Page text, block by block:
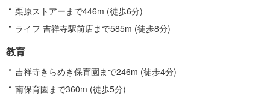
栗原ストアーまで446m (徒歩6分)
ライフ 吉祥寺駅前店まで585m (徒歩8分)
教育
吉祥寺きらめき保育園まで246m (徒歩4分)
南保育園まで360m (徒歩5分)